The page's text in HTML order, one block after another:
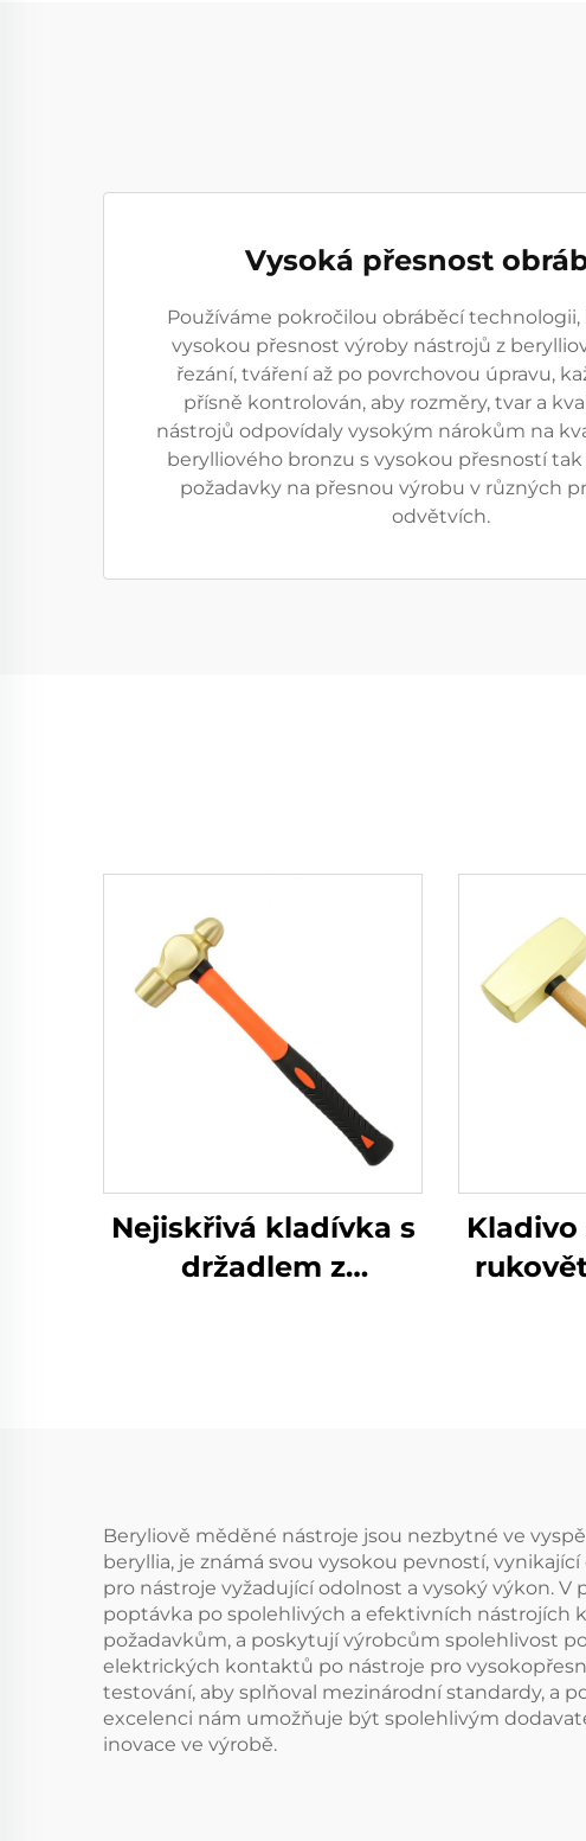
Vysoká přesnost
Používáme pokročilou obráběcí technologii,
vysokou přesnost výroby nástrojů z
řezání, tváření až po povrchovou úpravu,
přísně kontrolován, aby rozměry, tvar a
nástrojů odpovídaly vysokým nárokům na
berylliového bronzu s vysokou přesností
požadavky na přesnou výrobu v různých
odvětvích.
Nejiskřivá kladívka s
držadlem z
prostředích
Kladivo
Beryliově měděné nástroje jsou nezbytné ve
beryllia, je známá svou vysokou pevností,
pro nástroje vyžadující odolnost a vysoký výkon.
poptávka po spolehlivých a efektivních nástrojích
požadavkům, a poskytují výrobcům spolehlivost
elektrických kontaktů po nástroje pro
testování, aby splňoval mezinárodní standardy, a
excelenci nám umožňuje být spolehlivým
inovace ve výrobě.